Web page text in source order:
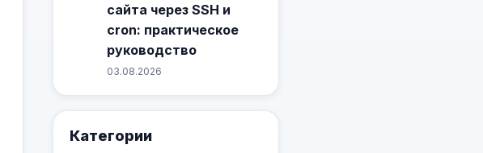
сайта через SSH и
cron: практическое
руководство
03.08.2026
Категории